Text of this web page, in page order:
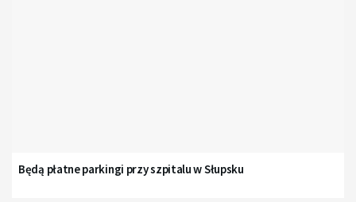
Będą płatne parkingi przy szpitalu w Słupsku